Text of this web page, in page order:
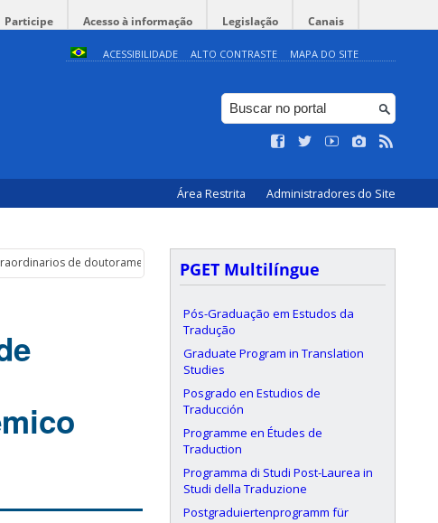
Participe Acesso à informação Legislação Canais
ACESSIBILIDADE ALTO CONTRASTE MAPA DO SITE
Área Restrita Administradores do Site
de doutoramento para as teses lidas na Universidade de Vigo no curso
PGET Multilíngue
Pós-Graduação em Estudos da
Tradução
Graduate Program in Translation
Studies
Posgrado en Estudios de
Traducción
Programme en Études de
Traduction
Programma di Studi Post-Laurea in
Studi della Traduzione
Postgraduiertenprogramm für